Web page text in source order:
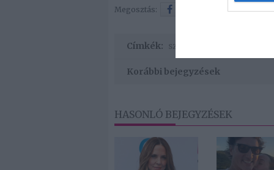
Megosztás: Twitter
Címkék: szerelem
Korábbi bejegyzések
HASONLÓ BEJEGYZÉSEK